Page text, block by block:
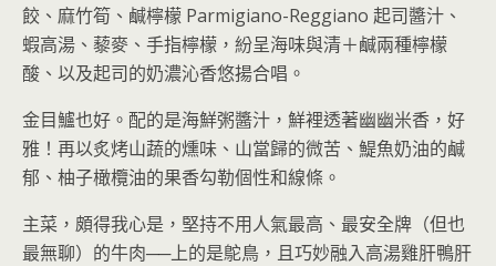
餃、麻竹筍、鹹檸檬 Parmigiano-Reggiano 起司醬汁、
蝦高湯、藜麥、手指檸檬，紛呈海味與清＋鹹兩種檸檬
酸、以及起司的奶濃沁香悠揚合唱。
金目鱸也好。配的是海鮮粥醬汁，鮮裡透著幽幽米香，好
雅！再以炙烤山蔬的燻味、山當歸的微苦、鯷魚奶油的鹹
郁、柚子橄欖油的果香勾勒個性和線條。
主菜，頗得我心是，堅持不用人氣最高、最安全牌（但也
最無聊）的牛肉──上的是鴕鳥，且巧妙融入高湯雞肝鴨肝